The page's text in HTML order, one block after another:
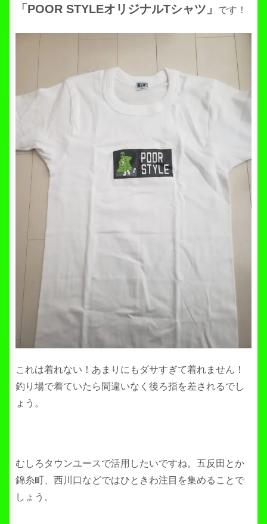
「POOR STYLEオリジナルTシャツ」 です！
これは着れない！あまりにもダサすぎて着れません！
釣り場で着ていたら間違いなく後ろ指を差されるでし
ょう。
むしろタウンユースで活用したいですね。五反田とか
錦糸町、西川口などではひときわ注目を集めることで
しょう。